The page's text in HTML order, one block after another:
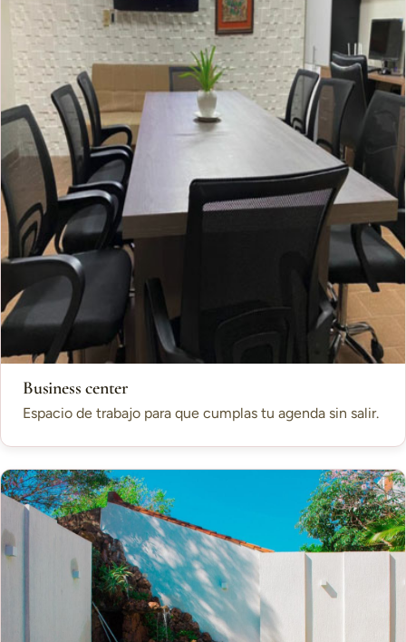
Business center
Espacio de trabajo para que cumplas tu agenda sin salir.